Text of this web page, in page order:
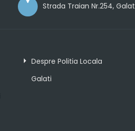
Strada Traian Nr.254,
Despre Politia Locala
Galati